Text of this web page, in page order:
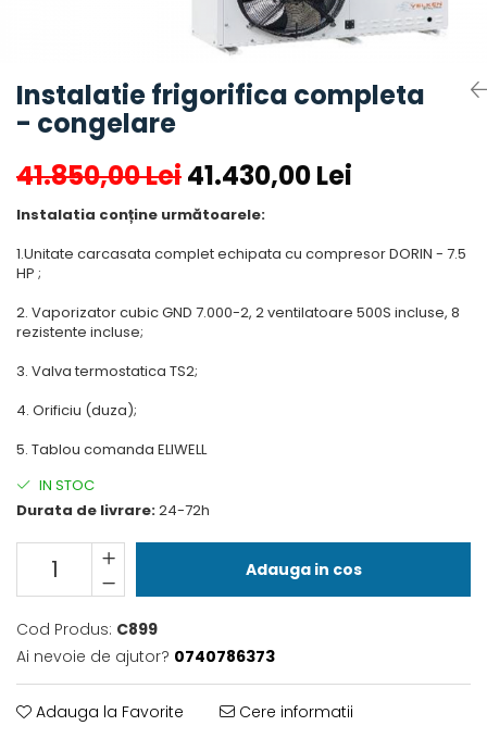
Vaporizatoare
Tavan
Unghiular
Perete
Cubic
Automatizare
Controlere
Panou comanda
Separator ulei
Termostate
Racorduri antivibrante
Valve termostatice de
expansiune
Vizoare de lichid
Robineti
Motor ventilator
Ventilatoare
Rezistente
Compresor aer conditionat
(capacitor)
Solutii igienizare
Elemente mascare traseu aer
Instalatie frigorifica completa
- congelare
41.850,00 Lei41.430,00 Lei
Instalatia conține următoarele:
1.Unitate carcasata complet echipata cu compresor DORIN - 7.5
HP ;
2. Vaporizator cubic GND 7.000-2, 2 ventilatoare 500S incluse, 8
rezistente incluse;
3. Valva termostatica TS2;
4. Orificiu (duza);
5. Tablou comanda ELIWELL
IN STOC
Durata de livrare:24-72h
Adauga in cos
Cod Produs: C899
Ai nevoie de ajutor? 0740786373
Adauga la Favorite Cere informatii